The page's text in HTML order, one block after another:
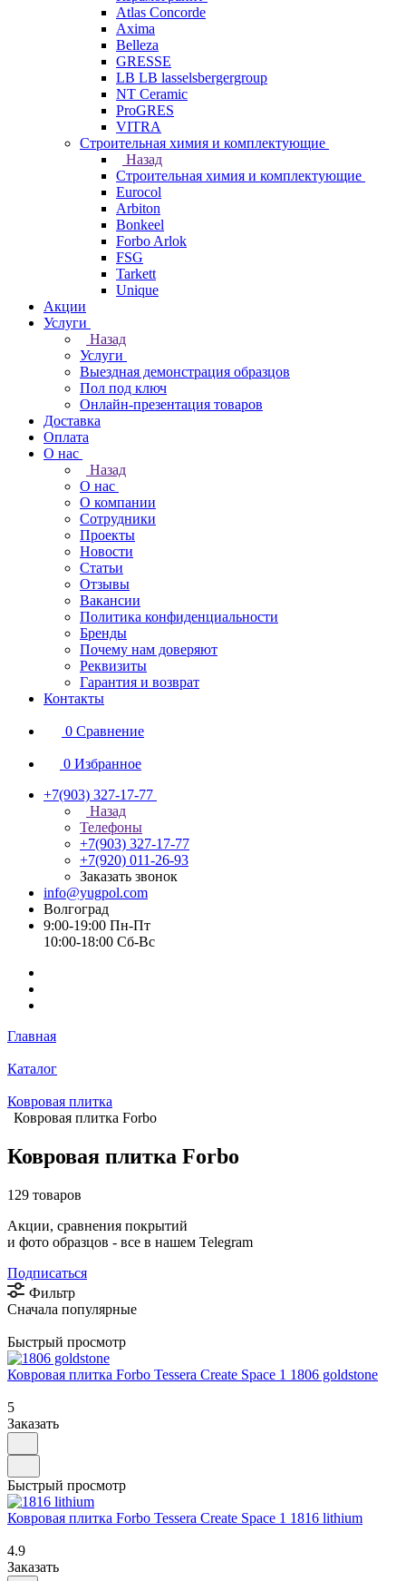
Atlas Concorde
Axima
Belleza
GRESSE
LB LB lasselsbergergroup
NT Ceramic
ProGRES
VITRA
Строительная химия и комплектующие
Назад
Строительная химия и комплектующие
Eurocol
Arbiton
Bonkeel
Forbo Arlok
FSG
Tarkett
Unique
Акции
Услуги
Назад
Услуги
Выездная демонстрация образцов
Пол под ключ
Онлайн-презентация товаров
Доставка
Оплата
О нас
Назад
О нас
О компании
Сотрудники
Проекты
Новости
Статьи
Отзывы
Вакансии
Политика конфиденциальности
Бренды
Почему нам доверяют
Реквизиты
Гарантия и возврат
Контакты
0 Сравнение
0 Избранное
+7(903) 327-17-77
Назад
Телефоны
+7(903) 327-17-77
+7(920) 011-26-93
Заказать звонок
info@yugpol.com
Волгоград
9:00-19:00 Пн-Пт
10:00-18:00 Cб-Вс
Главная
Каталог
Ковровая плитка
Ковровая плитка Forbo
Ковровая плитка Forbo
129 товаров
Акции, сравнения покрытий
и фото образцов - все в нашем Telegram
Подписаться
Фильтр
Сначала популярные
Быстрый просмотр
Ковровая плитка Forbo Tessera Create Space 1 1806 goldstone
5
Заказать
Быстрый просмотр
Ковровая плитка Forbo Tessera Create Space 1 1816 lithium
4.9
Заказать